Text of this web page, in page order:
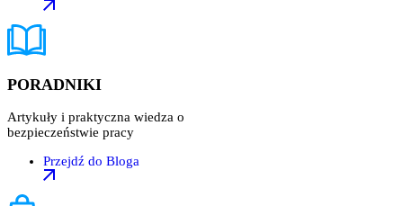
PORADNIKI
Artykuły i praktyczna wiedza o
bezpieczeństwie pracy
Przejdź do Bloga